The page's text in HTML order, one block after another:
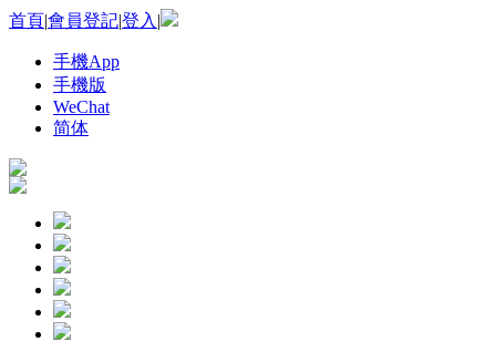
首頁|會員登記|登入 |
手機App
手機版
WeChat
简体